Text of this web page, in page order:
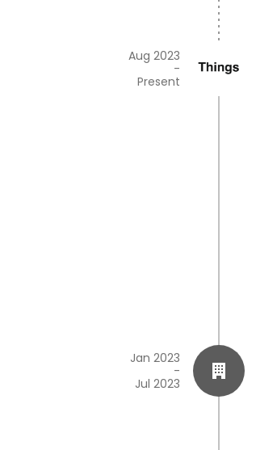
Aug 2023
-
Present
Jan 2023
-
Jul 2023